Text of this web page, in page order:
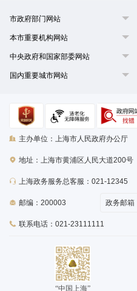
市政府部门网站
本市重要机构网站
中央政府和国家部委网站
国内重要城市网站
主办单位：上海市人民政府办公厅
地址：上海市黄浦区人民大道200号
上海政务服务总客服：021-12345
邮编：200003
联系电话：021-23111111
政务邮箱
“中国上海”